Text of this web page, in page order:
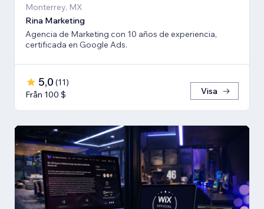
Monterrey, MX
Rina Marketing
Agencia de Marketing con 10 años de experiencia,
certificada en Google Ads.
5,0 (11)
Från 100 $
Visa